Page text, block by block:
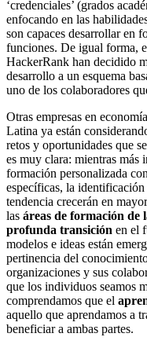
‘credenciales’ (grados
enfocando en las
son capaces desarrollar en
funciones. De igual forma,
HackerRank han decidido
desarrollo a un esquema
uno de los colaboradores
Otras empresas en
Latina ya están
retos y oportunidades que
es muy clara: mientras más
formación personalizada
específicas, la
tendencia crecerán en
las áreas de formación de
profunda transición en el
modelos e ideas están
pertinencia del
organizaciones y sus
que los individuos seamos
comprendamos que el
aquello que aprendamos a
beneficiar a ambas partes.